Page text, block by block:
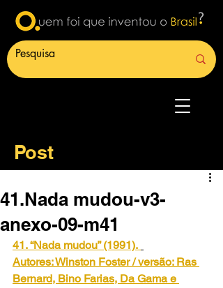
Post
41.Nada mudou-v3-
anexo-09-m41
41. “Nada mudou” (1991).
Autores: Winston Foster / versão: Ras
Bernard, Bino Farias, Da Gama e